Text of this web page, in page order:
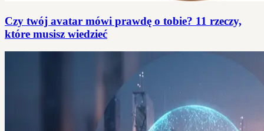
Czy twój avatar mówi prawdę o tobie? 11 rzeczy,
które musisz wiedzieć